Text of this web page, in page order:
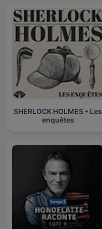
SHERLOCK HOLMES • Les
enquêtes